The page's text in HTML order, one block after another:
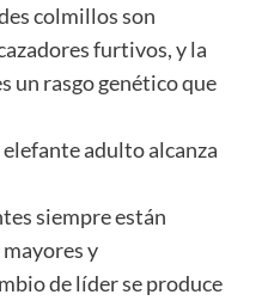
colmillos son
furtivos, y la
un rasgo genético que
adulto alcanza
siempre están
y
de líder se produce